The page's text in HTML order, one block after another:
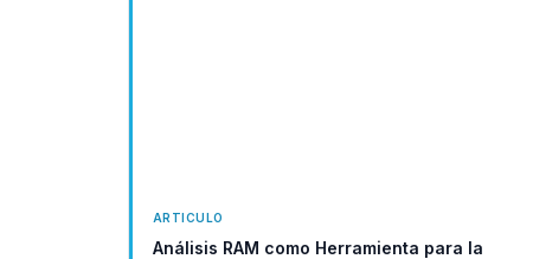
ARTICULO
Análisis RAM como Herramienta para la